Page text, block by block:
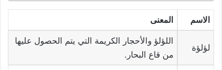
الاسم المعنى
لؤلؤة
اللؤلؤ والأحجار الكريمة التي يتم الحصول عليها
من قاع البحار.